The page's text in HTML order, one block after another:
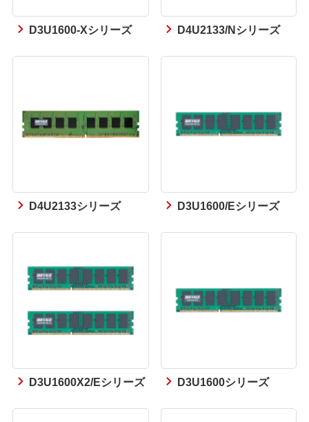
D3U1600-Xシリーズ D4U2133/Nシリーズ
D4U2133シリーズ D3U1600/Eシリーズ
D3U1600X2/Eシリーズ D3U1600シリーズ